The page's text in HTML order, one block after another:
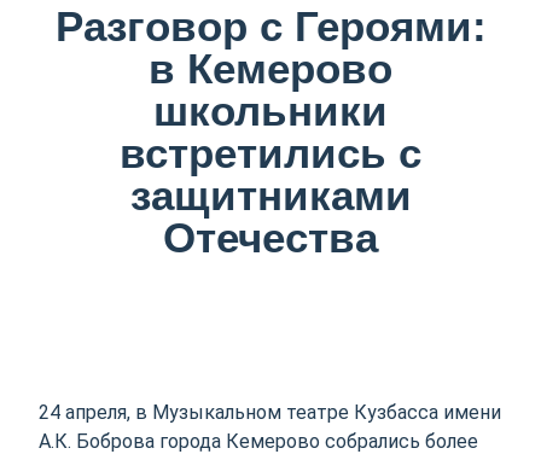
Разговор с Героями:
в Кемерово
школьники
встретились с
защитниками
Отечества
24 апреля, в Музыкальном театре Кузбасса имени
А.К. Боброва города Кемерово собрались более